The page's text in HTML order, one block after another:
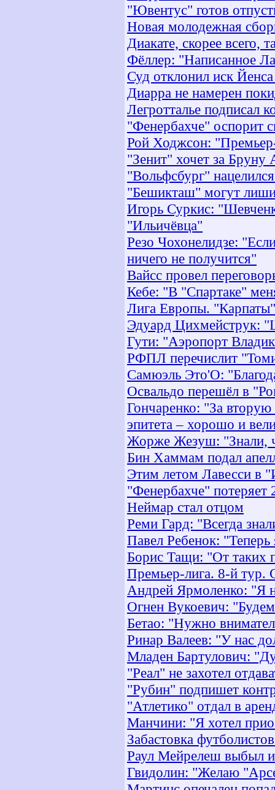
"Ювентус" готов
Новая молодежная
Диакате, скорее всего,
Фёллер: "Написанное
Суд отклонил иск
Диарра не намерен
Легротталье подписал
"Фенербахче" оспорит
Рой Ходжсон:
"Зенит" хочет за
"Вольфсбург"
"Бешикташ" могут
Игорь Суркис:
"Ильичёвца"
Резо Чохонелидзе:
ничего не получится"
Вайсс провел
Кебе: "В "Спартаке"
Лига Европы.
Эдуард Цихмейструк:
Гути: "Аэропорт
РФПЛ перечислит
Самюэль Это'О:
Освальдо перешёл в
Гончаренко: "За
эпитета – хорошо и
Жорже Жезуш: "Знали,
Бин Хаммам подал
Этим летом Лавесси в
"Фенербахче" потеряет
Неймар стал отцом
Реми Гард: "Всегда
Павел Ребенок:
Борис Тащи: "От таких
Премьер-лига. 8-й тур.
Андрей Ярмоленко: "Я
Огнен Вукоевич:
Бетао: "Нужно
Ринар Валеев: "У нас
Младен Бартулович:
"Реал" не захотел
"Рубин" подпишет
"Атлетико" отдал в
Манчини: "Я хотел
Забастовка
Раул Мейрелеш выбыл
Гвидолин: "Желаю